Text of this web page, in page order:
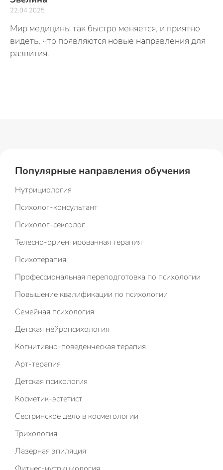
22.04.2025
Мир медицины так быстро меняется, и приятно
видеть, что появляются новые направления для
развития.
Популярные направления обучения
Нутрициология
Психолог-консультант
Психолог-сексолог
Телесно-ориентированная терапия
Психотерапия
Профессиональная переподготовка по психологии
Повышение квалификации по психологии
Семейная психология
Детская нейропсихология
Когнитивно-поведенческая терапия
Арт-терапия
Детская психология
Косметик-эстетист
Сестринское дело в косметологии
Трихология
Лазерная эпиляция